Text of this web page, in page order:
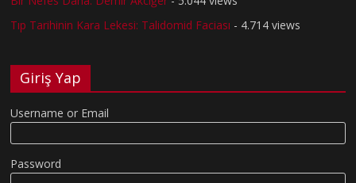
Tıp Tarihinin Kara Lekesi: Talidomid Faciası - 4.714 views
Giriş Yap
Username or Email
Password